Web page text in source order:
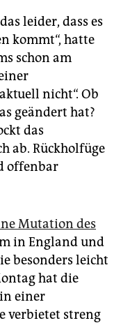
leider, dass es
kommt“, hatte
schon am
nicht“. Ob
geändert hat?
das
ab. Rückholfüge
offenbar
Mutation des
in England und
besonders leicht
hat die
einer
verbietet streng